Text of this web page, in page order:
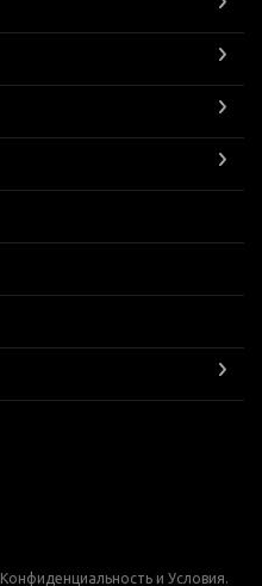
Конфиденциальность и Условия.